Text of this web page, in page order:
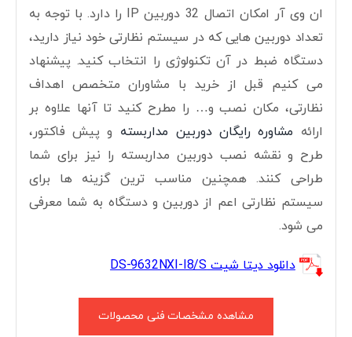
ان وی آر امکان اتصال 32 دوربین IP را دارد. با توجه به
تعداد دوربین هایی که در سیستم نظارتی خود نیاز دارید،
دستگاه ضبط در آن تکنولوژی را انتخاب کنید. پیشنهاد
می کنیم قبل از خرید با مشاوران متخصص اهداف
نظارتی، مکان نصب و… را مطرح کنید تا آنها علاوه بر
ارائه مشاوره رایگان دوربین مداربسته و پیش فاکتور،
طرح و نقشه نصب دوربین مداربسته را نیز برای شما
طراحی کنند. همچنین مناسب ترین گزینه ها برای
سیستم نظارتی اعم از دوربین و دستگاه به شما معرفی
می شود.
دانلود دیتا شیت DS-9632NXI-I8/S
مشاهده مشخصات فنی محصولات